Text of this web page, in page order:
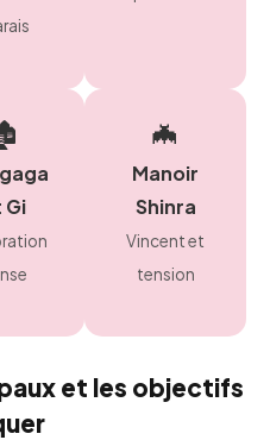
Gi
🦇
Manoir
Shinra
Vincent et
tension
et les objectifs